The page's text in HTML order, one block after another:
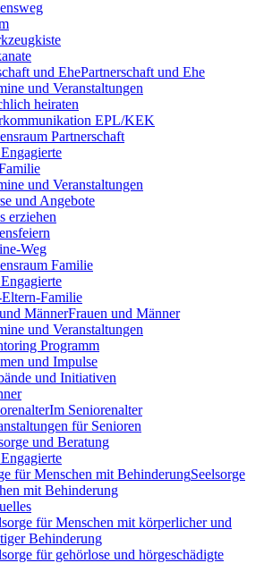
Partnerschaft und Ehe
und Veranstaltungen
heiraten
EPL/KEK
Partnerschaft
und Veranstaltungen
und Angebote
erziehen
Weg
Familie
Familie
Frauen und Männer
und Veranstaltungen
Programm
und Impulse
und Initiativen
Im Seniorenalter
für Senioren
und Beratung
Seelsorge
mit Behinderung
für Menschen mit körperlicher und
Behinderung
für gehörlose und hörgeschädigte